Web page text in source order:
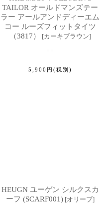
TAILOR オールドマンズテー
ラー アールアンドディーエム
コー ルーズフィットタイツ
（3817）
[カーキブラウン]
5,900 円 (税別)
HEUGN ユーゲン シルクスカ
ーフ (SCARF001) [オリーブ]